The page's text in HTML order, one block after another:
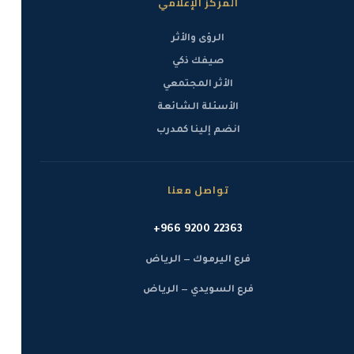
ستطوّر شغفًا مستمرًا بابتكار طرق جديدة لتقديم قيمة حقيقية
مستقبلية قادرة على المنافسة في السوق، والدفاع عنها داخل
المؤسسة، وخلق قيمة جديدة تحفّز الطلب.
الرؤى والأثر
صيفك ذكي
الأثر المجتمعي
الأسئلة الشائعة
انضم إلينا كمدرب
تواصل معنا
+966 9200 22363
فرع اليرموك — الرياض
فرع السويدي — الرياض